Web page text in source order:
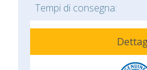
Tempi di consegna: